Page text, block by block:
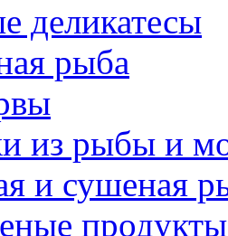
деликатесы
рыба
из рыбы и
и сушеная
продукты